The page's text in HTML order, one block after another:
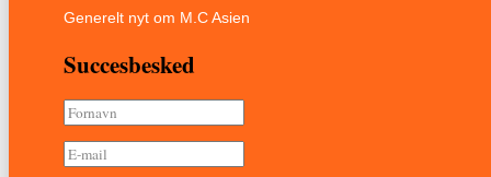
Generelt nyt om M.C Asien
Succesbesked